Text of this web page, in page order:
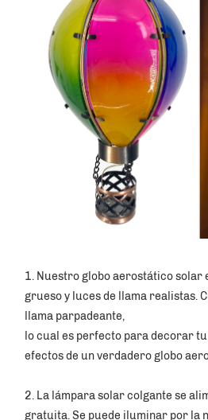
1. Nuestro globo aerostático solar
grueso y luces de llama realistas.
llama parpadeante,
lo cual es perfecto para decorar
efectos de un verdadero globo
2. La lámpara solar colgante se
gratuita. Se puede iluminar por la